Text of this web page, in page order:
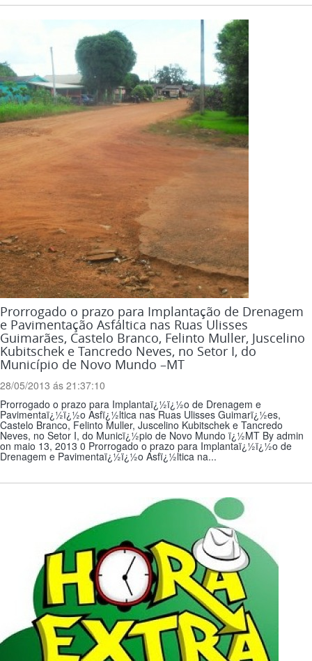
Prorrogado o prazo para Implantação de Drenagem
e Pavimentação Asfáltica nas Ruas Ulisses
Guimarães, Castelo Branco, Felinto Muller, Juscelino
Kubitschek e Tancredo Neves, no Setor I, do
Município de Novo Mundo –MT
28/05/2013 ás 21:37:10
Prorrogado o prazo para Implantaï¿½ï¿½o de Drenagem e
Pavimentaï¿½ï¿½o Asfï¿½ltica nas Ruas Ulisses Guimarï¿½es,
Castelo Branco, Felinto Muller, Juscelino Kubitschek e Tancredo
Neves, no Setor I, do Municï¿½pio de Novo Mundo ï¿½MT By admin
on maio 13, 2013 0 Prorrogado o prazo para Implantaï¿½ï¿½o de
Drenagem e Pavimentaï¿½ï¿½o Asfï¿½ltica na...